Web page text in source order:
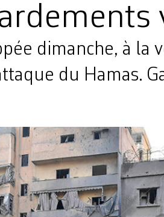
dimanche, à la
du Hamas.